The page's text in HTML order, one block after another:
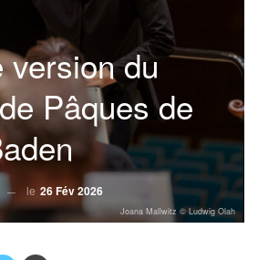
version du
Pâques de
le 26 Fév 2026
Joana Mallwitz © Ludwig Olah